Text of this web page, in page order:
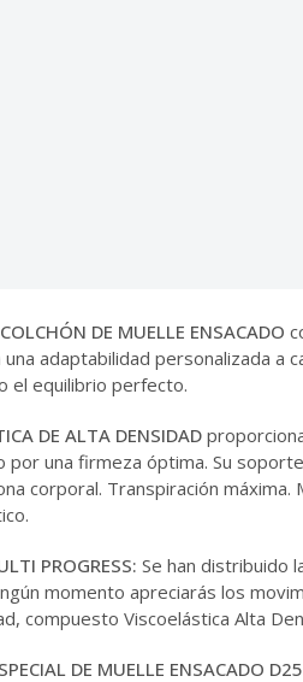
DE MUELLE ENSACADO
adaptabilidad personalizada a
el equilibrio perfecto.
DE ALTA DENSIDAD
por una firmeza óptima. Su
corporal. Transpiración
PROGRESS: Se han distribuido
momento apreciarás los
compuesto Viscoelástica Alta
DE MUELLE ENSACADO